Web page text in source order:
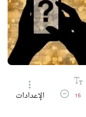
حجم الخط
16 تقليل حجم الخط
الإعدادات